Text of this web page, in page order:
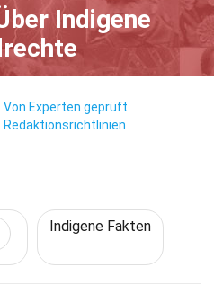
Indigene
Von Experten geprüft
Redaktionsrichtlinien
Indigene Fakten